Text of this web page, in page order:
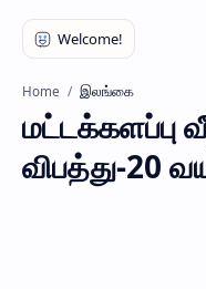
Home இலங்கை
மட்டக்களப்பு
விபத்து-20